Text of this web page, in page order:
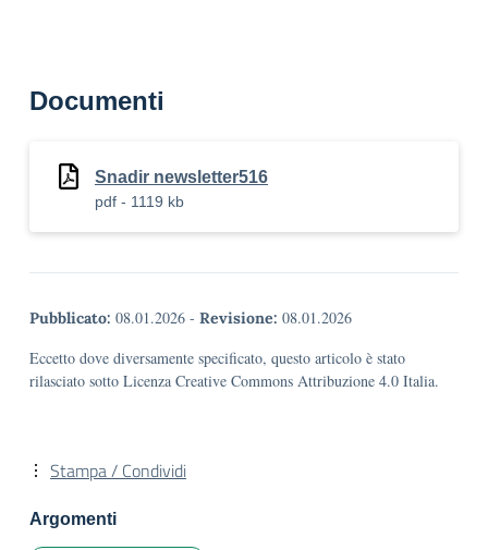
Documenti
Snadir newsletter516
pdf - 1119 kb
Pubblicato: 08.01.2026 - Revisione: 08.01.2026
Eccetto dove diversamente specificato, questo articolo è stato
rilasciato sotto Licenza Creative Commons Attribuzione 4.0 Italia.
Stampa / Condividi
Argomenti